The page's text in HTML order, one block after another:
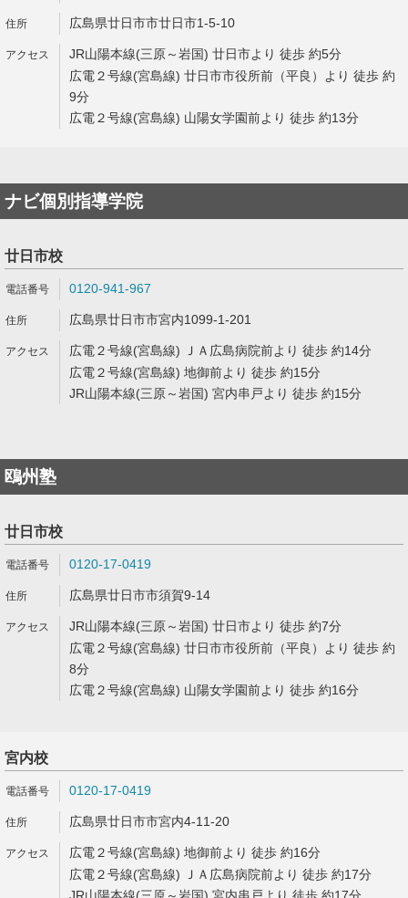
広島県廿日市市廿日市1-5-10
JR山陽本線(三原～岩国) 廿日市より 徒歩 約5分
広電２号線(宮島線) 廿日市市役所前（平良）より 徒歩 約
9分
広電２号線(宮島線) 山陽女学園前より 徒歩 約13分
ナビ個別指導学院
廿日市校
0120-941-967
広島県廿日市市宮内1099-1-201
広電２号線(宮島線) ＪＡ広島病院前より 徒歩 約14分
広電２号線(宮島線) 地御前より 徒歩 約15分
JR山陽本線(三原～岩国) 宮内串戸より 徒歩 約15分
鴎州塾
廿日市校
0120-17-0419
広島県廿日市市須賀9-14
JR山陽本線(三原～岩国) 廿日市より 徒歩 約7分
広電２号線(宮島線) 廿日市市役所前（平良）より 徒歩 約
8分
広電２号線(宮島線) 山陽女学園前より 徒歩 約16分
宮内校
0120-17-0419
広島県廿日市市宮内4-11-20
広電２号線(宮島線) 地御前より 徒歩 約16分
広電２号線(宮島線) ＪＡ広島病院前より 徒歩 約17分